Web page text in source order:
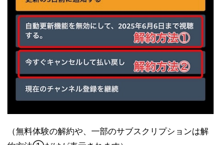
（無料体験の解約や、一部のサブスクリプションは解